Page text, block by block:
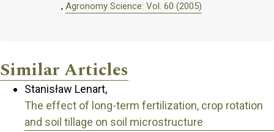
, Agronomy Science: Vol. 60 (2005)
Similar Articles
Stanisław Lenart,
The effect of long-term fertilization, crop rotation
and soil tillage on soil microstructure